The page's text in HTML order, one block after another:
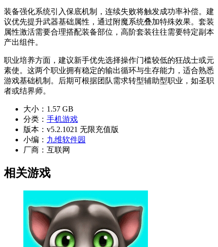
装备强化系统引入保底机制，连续失败将触发成功率补偿。建
议优先提升武器基础属性，通过附魔系统叠加特殊效果。套装
属性激活需要合理搭配装备部位，高阶套装往往需要特定副本
产出组件。
职业培养方面，建议新手优先选择操作门槛较低的狂战士或元
素使。这两个职业拥有稳定的输出循环与生存能力，适合熟悉
游戏基础机制。后期可根据团队需求转型辅助型职业，如圣职
者或结界师。
大小： 1.57 GB
分类： 手机游戏
版本： v5.2.1021 无限充值版
小编： 九维软件园
厂商： 互联网
相关游戏